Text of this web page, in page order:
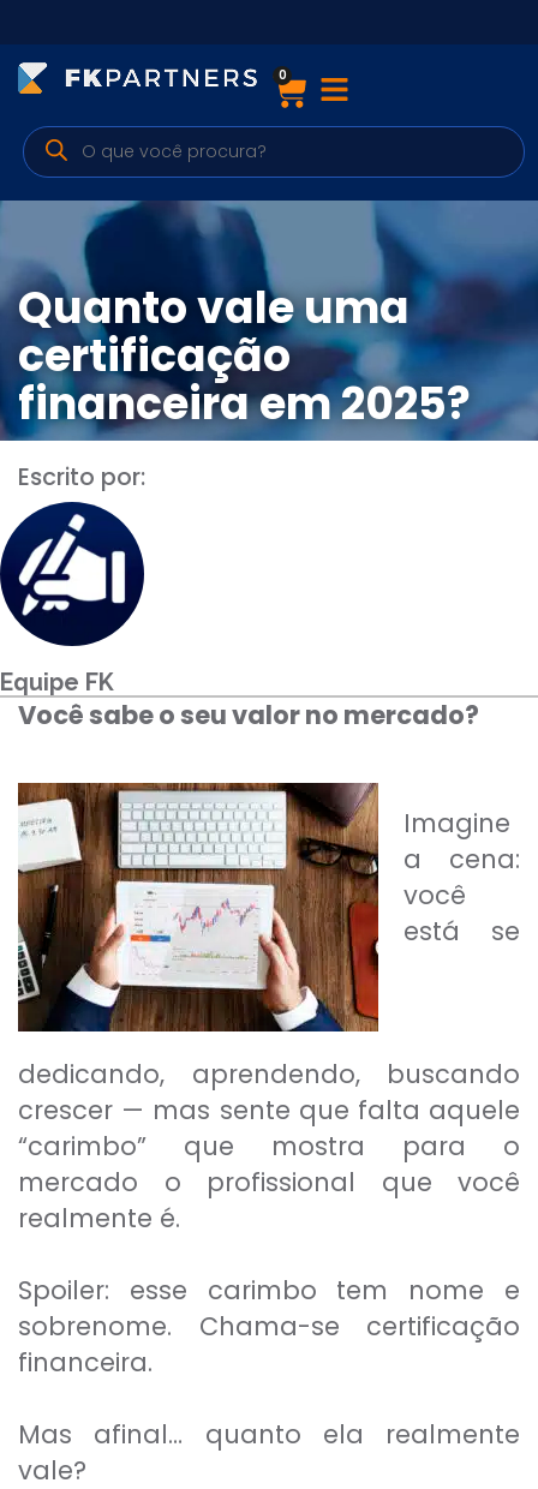
Cursos
Preparatórios Nacionais
Internacionais
Finanças & Edu. Continuada
Por atuação
Navegação
Sobre nós
Para empresas
0
Quanto vale uma
certificação
financeira em 2025?
Escrito por:
Equipe FK
Você sabe o seu valor no mercado?
Imagine
a cena:
você
está se
dedicando, aprendendo, buscando
crescer — mas sente que falta aquele
“carimbo” que mostra para o
mercado o profissional que você
realmente é.
Spoiler: esse carimbo tem nome e
sobrenome. Chama-se certificação
financeira.
Mas afinal… quanto ela realmente
vale?